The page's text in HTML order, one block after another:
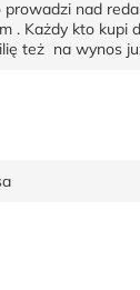
prowadzi nad
. Każdy kto kupi
też na wynos